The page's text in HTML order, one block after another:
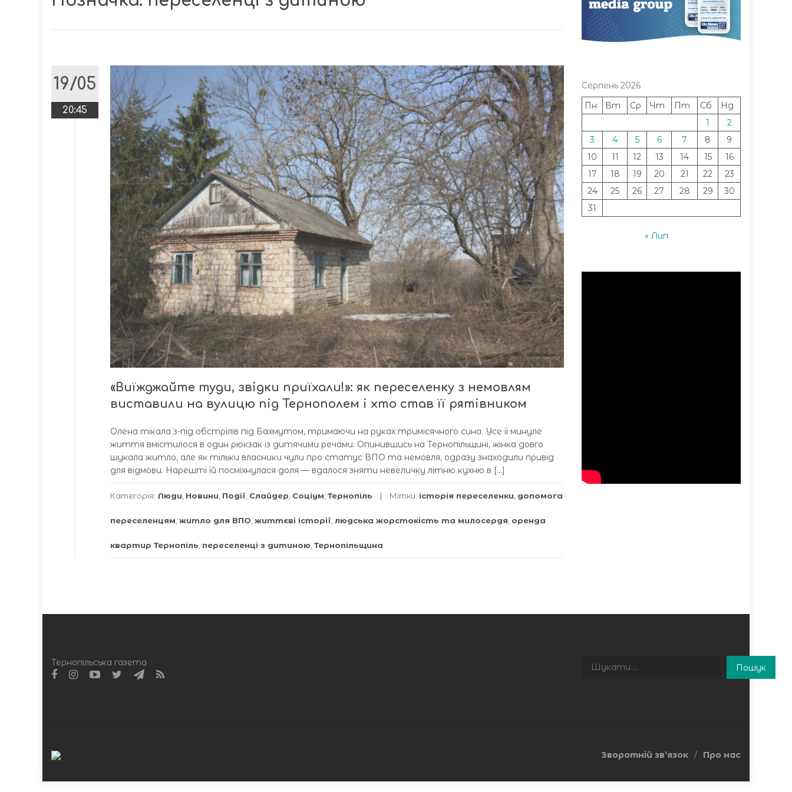
19/05
20:45
«Виїжджайте туди, звідки приїхали!»: як переселенку з немовлям
виставили на вулицю під Тернополем і хто став її рятівником
Олена тікала з-під обстрілів під Бахмутом, тримаючи на руках тримісячного сина. Усе її минуле
життя вмістилося в один рюкзак із дитячими речами. Опинившись на Тернопільщині, жінка довго
шукала житло, але як тільки власники чули про статус ВПО та немовля, одразу знаходили привід
для відмови. Нарешті їй посміхнулася доля — вдалося зняти невеличку літню кухню в […]
Категорія: Люди, Новини, Події, Слайдер, Соціум, Тернопіль Мітки: історія переселенки, допомога
переселенцям, житло для ВПО, життєві історії, людська жорстокість та милосердя, оренда
квартир Тернопіль, переселенці з дитиною, Тернопільщина
Серпень 2026
Пн
Вт Ср Чт Пт Сб
Нд
1
2
3
4 5 6 7 8
9
10
11 12 13 14 15
16
17
18 19 20 21 22
23
24
25 26 27 28 29
30
31
« Лип
Тернопільська газета Пошук
Пошук
Зворотній зв’язок Про нас